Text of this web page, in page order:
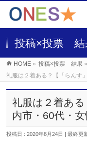
投稿×投票 結
HOME » 投稿×投票 結果 »
礼服は２着ある？【「らんす
礼服は２着あ
内市・60代・女
投稿日 : 2020年8月24日 最終更